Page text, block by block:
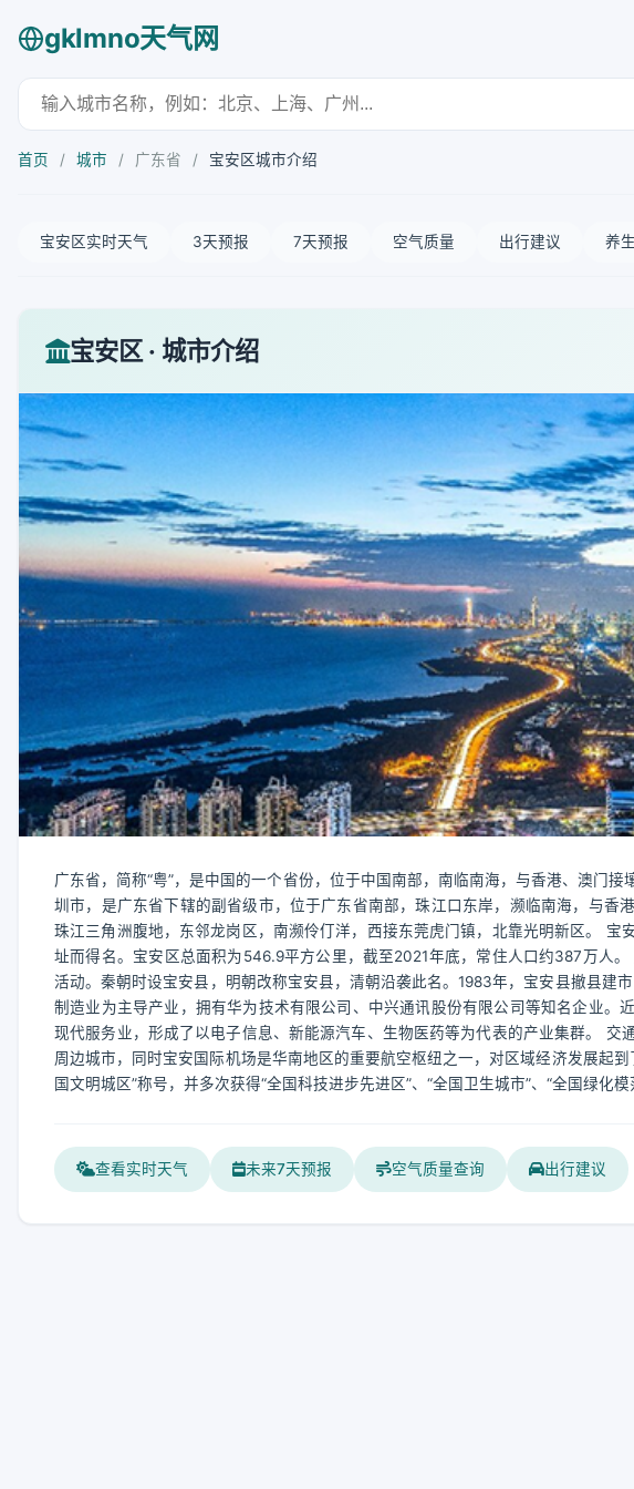
gklmno天气网
首页 / 城市 / 广东省 / 宝安区城市介绍
宝安区实时天气 3天预报 7天预报 空气质量 出行建议 养
宝安区 · 城市介绍
广东省，简称“粤”，是中国的一个省份，位于中国南部，南临南海，与香港、澳门
圳市，是广东省下辖的副省级市，位于广东省南部，珠江口东岸，濒临南海，与香
珠江三角洲腹地，东邻龙岗区，南濒伶仃洋，西接东莞虎门镇，北靠光明新区。 宝
址而得名。宝安区总面积为546.9平方公里，截至2021年底，常住人口约387万人
活动。秦朝时设宝安县，明朝改称宝安县，清朝沿袭此名。1983年，宝安县撤县建
制造业为主导产业，拥有华为技术有限公司、中兴通讯股份有限公司等知名企业。
现代服务业，形成了以电子信息、新能源汽车、生物医药等为代表的产业集群。 交
周边城市，同时宝安国际机场是华南地区的重要航空枢纽之一，对区域经济发展起
国文明城区”称号，并多次获得“全国科技进步先进区”、“全国卫生城市”、“全国绿化模
查看实时天气 未来7天预报 空气质量查询 出行建议